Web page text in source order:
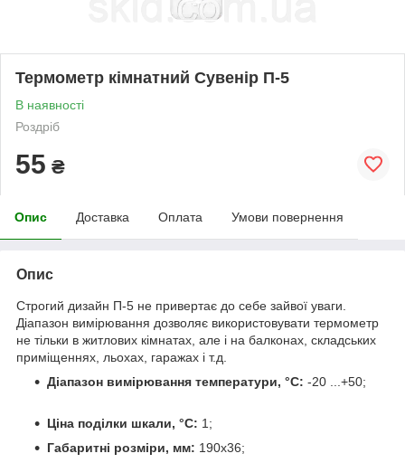
Термометр кімнатний Сувенір П-5
В наявності
Роздріб
55 ₴
Опис Доставка Оплата Умови повернення
Опис
Строгий дизайн П-5 не привертає до себе зайвої уваги.
Діапазон вимірювання дозволяє використовувати термометр
не тільки в житлових кімнатах, але і на балконах, складських
приміщеннях, льохах, гаражах і т.д.
Діапазон вимірювання температури, °С: -20 ...+50;
Ціна поділки шкали, °С: 1;
Габаритні розміри, мм: 190х36;